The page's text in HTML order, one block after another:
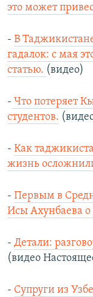
это может
- В
гадалок: с мая
статью. (видео)
- Что потеряет
студентов.
- Как
жизнь
- Первым в
Исы Ахунбаева о
- Детали:
(видео
- Супруги из